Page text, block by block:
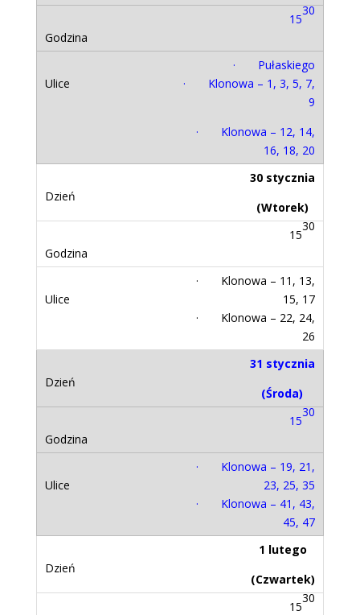
15
30
· Pułaskiego
· Klonowa – 1, 3, 5, 7,
9
· Klonowa – 12, 14,
16, 18, 20
30 stycznia
(Wtorek)
15
30
· Klonowa – 11, 13,
15, 17
· Klonowa – 22, 24,
26
31 stycznia
(Środa)
15
30
· Klonowa – 19, 21,
23, 25, 35
· Klonowa – 41, 43,
45, 47
1 lutego
(Czwartek)
15
30